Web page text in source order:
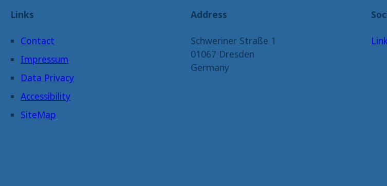
Links
Contact
Impressum
Data Privacy
Accessibility
SiteMap
Address
Schweriner Straße 1
01067 Dresden
Germany